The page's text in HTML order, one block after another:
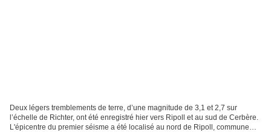
Deux légers tremblements de terre, d’une magnitude de 3,1 et 2,7 sur
l’échelle de Richter, ont été enregistré hier vers Ripoll et au sud de Cerbère.
L'épicentre du premier séisme a été localisé au nord de Ripoll, commune